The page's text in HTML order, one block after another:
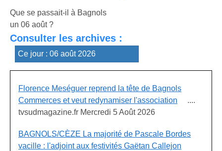
Que se passait-il à Bagnols
un 06 août ?
Consulter les archives :
Florence Meséguer reprend la tête de Bagnols
Commerces et veut redynamiser l'association ....
tvsudmagazine.fr Mercredi 5 Août 2026
BAGNOLS/CÈZE La majorité de Pascale Bordes
vacille : l'adjoint aux festivités Gaëtan Callejon